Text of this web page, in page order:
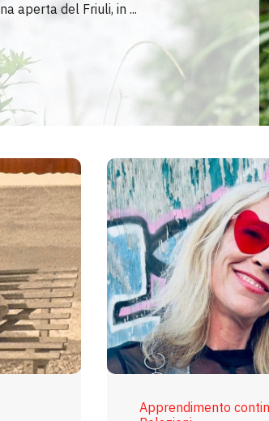
aperta del Friuli, in ...
Apprendimento